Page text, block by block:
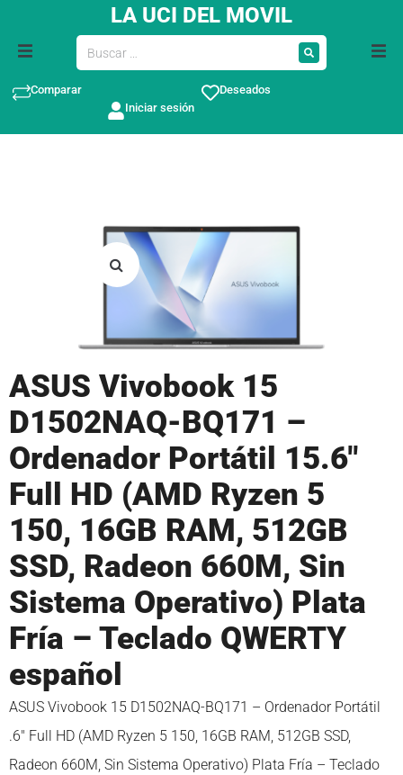
LA UCI DEL MOVIL
Comparar
Deseados
Iniciar sesión
ASUS Vivobook 15
D1502NAQ-BQ171 –
Ordenador Portátil 15.6″
Full HD (AMD Ryzen 5
150, 16GB RAM, 512GB
SSD, Radeon 660M, Sin
Sistema Operativo) Plata
Fría – Teclado QWERTY
español
ASUS Vivobook 15 D1502NAQ-BQ171 – Ordenador Portátil
.6″ Full HD (AMD Ryzen 5 150, 16GB RAM, 512GB SSD,
Radeon 660M, Sin Sistema Operativo) Plata Fría – Teclado